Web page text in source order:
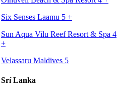
Six Senses Laamu 5 +
Sun Aqua Vilu Reef Resort & Spa 4
+
Velassaru Maldives 5
Srí Lanka